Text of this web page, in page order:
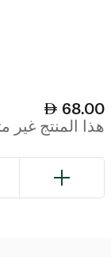
68.00
هذا المنتج غير